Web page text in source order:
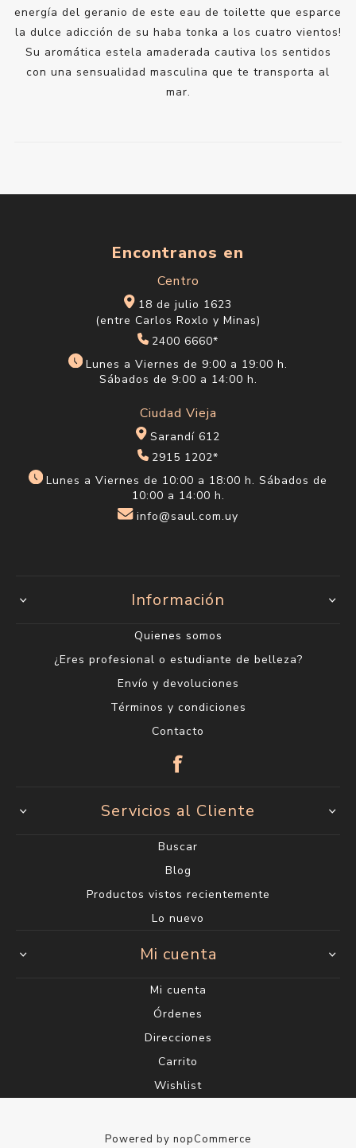
energía del geranio de este eau de toilette que esparce
la dulce adicción de su haba tonka a los cuatro vientos!
Su aromática estela amaderada cautiva los sentidos
con una sensualidad masculina que te transporta al
mar.
Encontranos en
Centro
18 de julio 1623
(entre Carlos Roxlo y Minas)
2400 6660*
Lunes a Viernes de 9:00 a 19:00 h.
Sábados de 9:00 a 14:00 h.
Ciudad Vieja
Sarandí 612
2915 1202*
Lunes a Viernes de 10:00 a 18:00 h. Sábados de
10:00 a 14:00 h.
info@saul.com.uy
Información
Quienes somos
¿Eres profesional o estudiante de belleza?
Envío y devoluciones
Términos y condiciones
Contacto
Servicios al Cliente
Buscar
Blog
Productos vistos recientemente
Lo nuevo
Mi cuenta
Mi cuenta
Órdenes
Direcciones
Carrito
Wishlist
Powered by nopCommerce